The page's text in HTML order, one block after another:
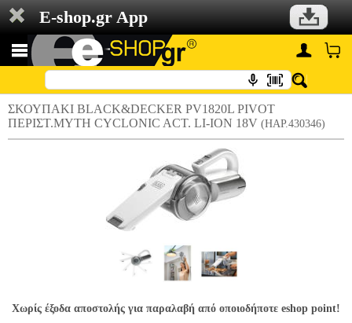
E-shop.gr App
ΣΚΟΥΠΑΚΙ BLACK&DECKER PV1820L PIVOT
ΠΕΡΙΣΤ.ΜΥΤΗ CYCLONIC ACT. LI-ION 18V (HAP.430346)
Χωρίς έξοδα αποστολής για παραλαβή από οποιοδήποτε eshop point!